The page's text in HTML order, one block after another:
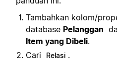
Tambahkan kolom/
database Pelanggan
Item yang Dibeli.
Cari
Relasi .